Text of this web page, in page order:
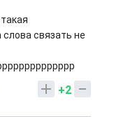
связать не
+2